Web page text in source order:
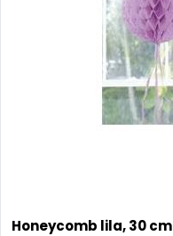
Honeycomb lila, 30 cm